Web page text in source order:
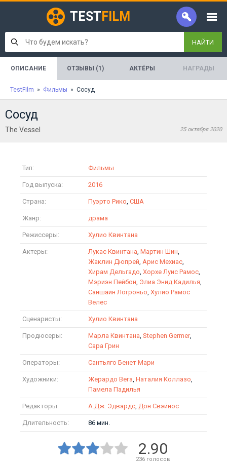
TEST FILM
НАЙТИ
ОПИСАНИЕ ОТЗЫВЫ (1) АКТЁРЫ НАГРАДЫ
TestFilm » Фильмы » Сосуд
Сосуд
The Vessel 25 октября 2020
Тип: Фильмы
Год выпуска: 2016
Страна: Пуэрто Рико, США
Жанр: драма
Режиссеры: Хулио Квинтана
Актеры: Лукас Квинтана, Мартин Шин,
Жаклин Дюпрей, Арис Мехиас,
Хирам Дельгадо, Хорхе Луис Рамос,
Мэриэн Пейбон, Элиа Энид Кадилья,
Саншайн Логроньо, Хулио Рамос
Велес
Сценаристы: Хулио Квинтана
Продюсеры: Марла Квинтана, Stephen Germer,
Сара Грин
Операторы: Сантьяго Бенет Мари
Художники: Жерардо Вега, Наталия Коллазо,
Памела Падилья
Редакторы: А.Дж. Эдвардс, Дон Свэйнос
Длительность: 86 мин.
2.90
236голосов